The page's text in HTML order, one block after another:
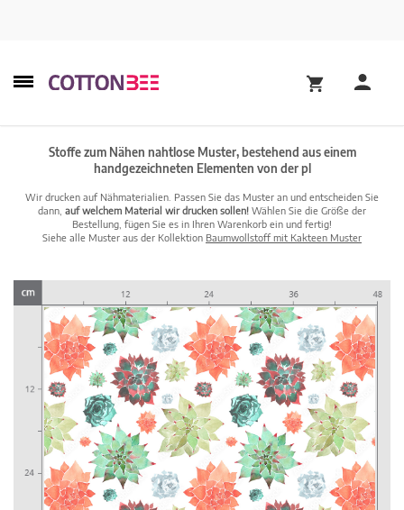
Stoffe zum Nähen nahtlose Muster, bestehend aus einem
handgezeichneten Elementen von der pl
Wir drucken auf Nähmaterialien. Passen Sie das Muster an und entscheiden Sie
dann, auf welchem Material wir drucken sollen! Wählen Sie die Größe der
Bestellung, fügen Sie es in Ihren Warenkorb ein und fertig!
Siehe alle Muster aus der Kollektion Baumwollstoff mit Kakteen Muster